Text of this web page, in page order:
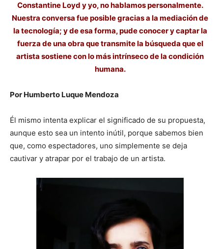
Constantine Loyd y yo, no hablamos personalmente.
Nuestra conversa fue posible gracias a la mediación de
la tecnología; y de esa forma, pude conocer y captar la
fuerza de una obra que transmite la búsqueda que el
artista sostiene con lo más intrínseco de la condición
humana.
Por Humberto Luque Mendoza
Él mismo intenta explicar el significado de su propuesta,
aunque esto sea un intento inútil, porque sabemos bien
que, como espectadores, uno simplemente se deja
cautivar y atrapar por el trabajo de un artista.